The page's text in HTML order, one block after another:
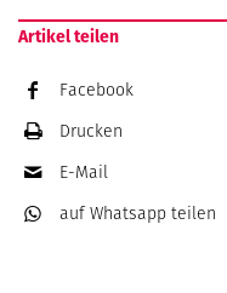
Artikel teilen
Facebook
Drucken
E-Mail
auf Whatsapp teilen